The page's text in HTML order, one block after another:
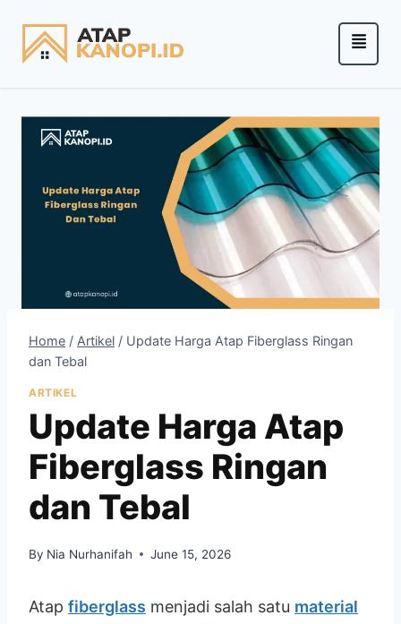
Home / Artikel / Update Harga Atap Fiberglass Ringan
dan Tebal
ARTIKEL
Update Harga Atap
Fiberglass Ringan
dan Tebal
By Nia Nurhanifah June 15, 2026
Atap fiberglass menjadi salah satu material